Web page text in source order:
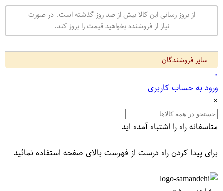
از بروز رسانی این کالا بیش از صد روز گذشته است. در صورت
نیاز از فروشنده بخواهید قیمت را بروز کند.
سایر فروشندگان
۰
ورود به حساب کاربری
×
متاسفانه راه را اشتباه آمده اید
برای پیدا کردن راه درست از فهرست بالای صفحه استفاده نمائید